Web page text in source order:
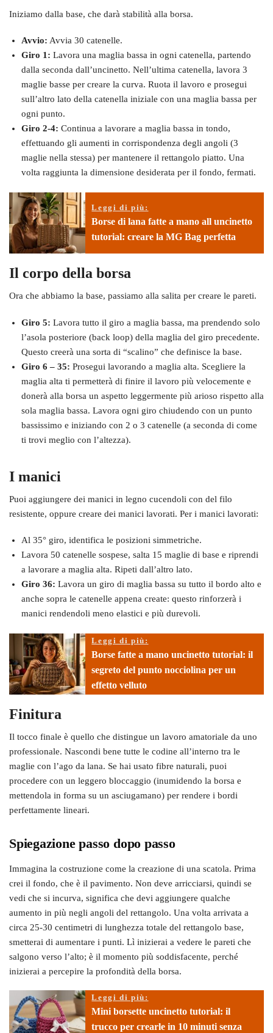
Iniziamo dalla base, che darà stabilità alla borsa.
Avvio: Avvia 30 catenelle.
Giro 1: Lavora una maglia bassa in ogni catenella, partendo
dalla seconda dall’uncinetto. Nell’ultima catenella, lavora 3
maglie basse per creare la curva. Ruota il lavoro e prosegui
sull’altro lato della catenella iniziale con una maglia bassa per
ogni punto.
Giro 2-4: Continua a lavorare a maglia bassa in tondo,
effettuando gli aumenti in corrispondenza degli angoli (3
maglie nella stessa) per mantenere il rettangolo piatto. Una
volta raggiunta la dimensione desiderata per il fondo, fermati.
Leggi di più:
Borse di lana fatte a mano all uncinetto
tutorial: creare la MG Bag perfetta
Il corpo della borsa
Ora che abbiamo la base, passiamo alla salita per creare le pareti.
Giro 5: Lavora tutto il giro a maglia bassa, ma prendendo solo
l’asola posteriore (back loop) della maglia del giro precedente.
Questo creerà una sorta di “scalino” che definisce la base.
Giro 6 – 35: Prosegui lavorando a maglia alta. Scegliere la
maglia alta ti permetterà di finire il lavoro più velocemente e
donerà alla borsa un aspetto leggermente più arioso rispetto alla
sola maglia bassa. Lavora ogni giro chiudendo con un punto
bassissimo e iniziando con 2 o 3 catenelle (a seconda di come
ti trovi meglio con l’altezza).
I manici
Puoi aggiungere dei manici in legno cucendoli con del filo
resistente, oppure creare dei manici lavorati. Per i manici lavorati:
Al 35° giro, identifica le posizioni simmetriche.
Lavora 50 catenelle sospese, salta 15 maglie di base e riprendi
a lavorare a maglia alta. Ripeti dall’altro lato.
Giro 36: Lavora un giro di maglia bassa su tutto il bordo alto e
anche sopra le catenelle appena create: questo rinforzerà i
manici rendendoli meno elastici e più durevoli.
Leggi di più:
Borse fatte a mano uncinetto tutorial: il
segreto del punto nocciolina per un
effetto velluto
Finitura
Il tocco finale è quello che distingue un lavoro amatoriale da uno
professionale. Nascondi bene tutte le codine all’interno tra le
maglie con l’ago da lana. Se hai usato fibre naturali, puoi
procedere con un leggero bloccaggio (inumidendo la borsa e
mettendola in forma su un asciugamano) per rendere i bordi
perfettamente lineari.
Spiegazione passo dopo passo
Immagina la costruzione come la creazione di una scatola. Prima
crei il fondo, che è il pavimento. Non deve arricciarsi, quindi se
vedi che si incurva, significa che devi aggiungere qualche
aumento in più negli angoli del rettangolo. Una volta arrivata a
circa 25-30 centimetri di lunghezza totale del rettangolo base,
smetterai di aumentare i punti. Lì inizierai a vedere le pareti che
salgono verso l’alto; è il momento più soddisfacente, perché
inizierai a percepire la profondità della borsa.
Leggi di più:
Mini borsette uncinetto tutorial: il
trucco per crearle in 10 minuti senza